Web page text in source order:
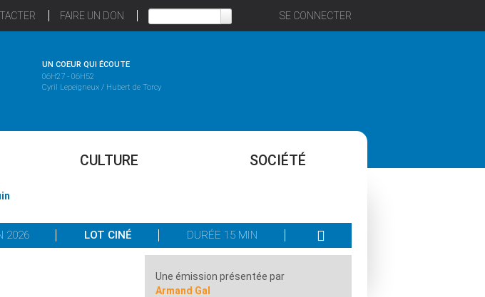
FAIRE UN DON SE CONNECTER
UN COEUR QUI ÉCOUTE
06H27 - 06H52
Cyril Lepeigneux / Hubert de Torcy
CULTURE SOCIÉTÉ
2026 LOT CINÉ DURÉE 15 MIN
Une émission présentée par
Armand Gal